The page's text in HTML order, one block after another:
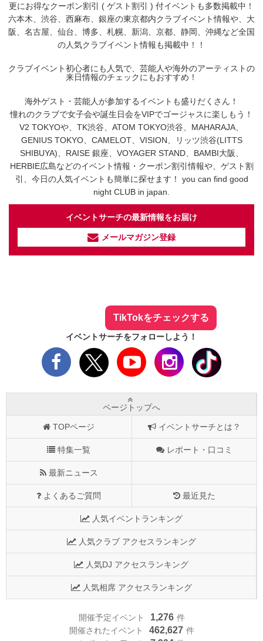
更にお得なクーポン割引 ( ゲスト割引 ) 付イベントも多数掲載中！
六本木、渋谷、西麻布、銀座の東京都内クラブイベント情報や、大
阪、名古屋、仙台、博多、札幌、新潟、京都、静岡、沖縄など全国
の人気クラブイベント情報も掲載中！！
クラブイベント初心者にも人気で、芸能人や海外のアーティストの
来日情報のチェックにもおすすめ！
海外ゲスト・芸能人が参加するイベントも盛りだくさん！
憧れのクラブで女子会や誕生日会をVIPでゴージャスに楽しもう！
V2 TOKYOや、TK渋谷、ATOM TOKYO渋谷、MAHARAJA、
GENIUS TOKYO、CAMELOT、VISION、リッツ渋谷(LITTS
SHIBUYA)、RAISE 銀座、VOYAGER STAND、BAMBI大阪、
HERBIE広島などのイベント情報・クーポン割引情報や、ゲスト割
引、今日の人気イベントも簡単に探せます！ you can find good
night CLUB in japan.
イベントサーチの最新情報をお届け
メールマガジン登録
TikTokをチェックする
イベントサーチをフォローしよう！
ページトップへ
TOPページ イベントサーチとは？
特集一覧 レポート・口コミ
最新ニュース
よくあるご質問 最近見た
人気イベントランキング
人気クラブ アクセスランキング
人気DJ アクセスランキング
人気相席 アクセスランキング
開催予定イベント 1,276 件
開催されたイベント
462,627 件